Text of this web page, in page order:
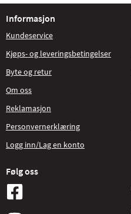
Informasjon
Kundeservice
Kjøps- og leveringsbetingelser
Byte og retur
Om oss
Reklamasjon
Personvernerklæring
Logg inn/Lag en konto
Følg oss